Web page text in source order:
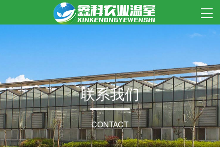
联系我们
CONTACT